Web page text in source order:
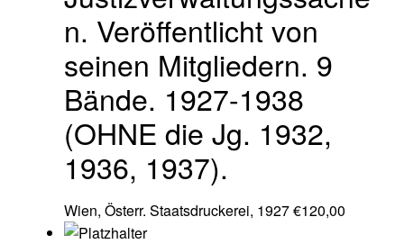
n. Veröffentlicht von
seinen Mitgliedern. 9
Bände. 1927-1938
(OHNE die Jg. 1932,
1936, 1937).
Wien, Österr. Staatsdruckerei, 1927€120,00